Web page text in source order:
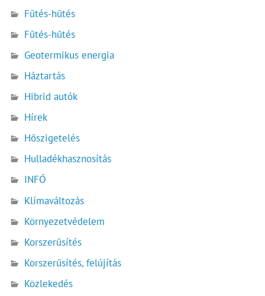
Fűtés-hűtés
Fűtés-hűtés
Geotermikus energia
Háztartás
Hibrid autók
Hírek
Hőszigetelés
Hulladékhasznosítás
INFÓ
Klímaváltozás
Környezetvédelem
Korszerűsítés
Korszerűsítés, felújítás
Közlekedés